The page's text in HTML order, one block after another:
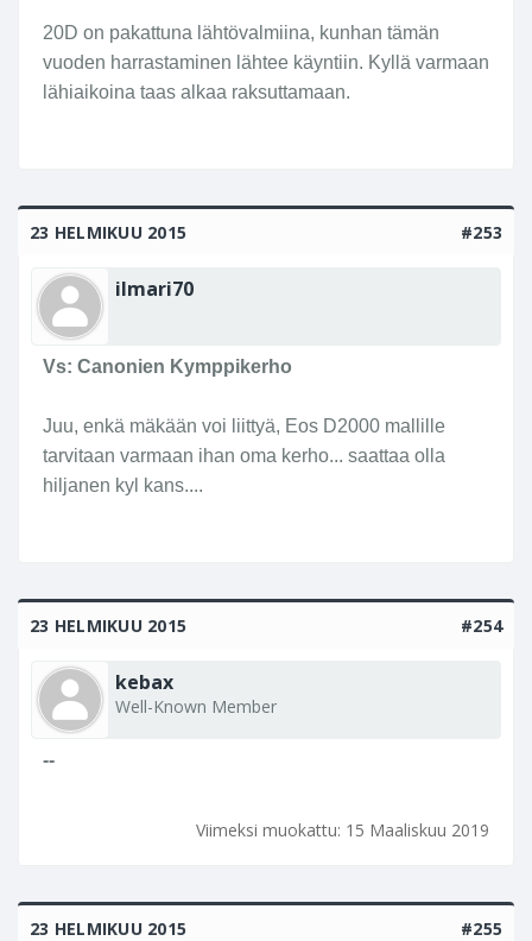
20D on pakattuna lähtövalmiina, kunhan tämän
vuoden harrastaminen lähtee käyntiin. Kyllä varmaan
lähiaikoina taas alkaa raksuttamaan.
23 HELMIKUU 2015 #253
ilmari70
Vs: Canonien Kymppikerho
Juu, enkä mäkään voi liittyä, Eos D2000 mallille
tarvitaan varmaan ihan oma kerho... saattaa olla
hiljanen kyl kans....
23 HELMIKUU 2015 #254
kebax
Well-Known Member
--
Viimeksi muokattu: 15 Maaliskuu 2019
23 HELMIKUU 2015 #255